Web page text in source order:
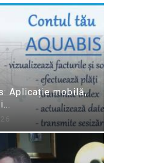
Aplicație mobilă,